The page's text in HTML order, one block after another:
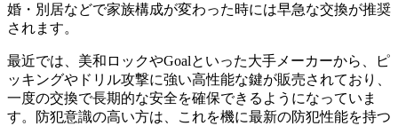
婚・別居などで家族構成が変わった時には早急な交換が推奨
されます。
最近では、美和ロックやGoalといった大手メーカーから、ピ
ッキングやドリル攻撃に強い高性能な鍵が販売されており、
一度の交換で長期的な安全を確保できるようになっていま
す。防犯意識の高い方は、これを機に最新の防犯性能を持つ